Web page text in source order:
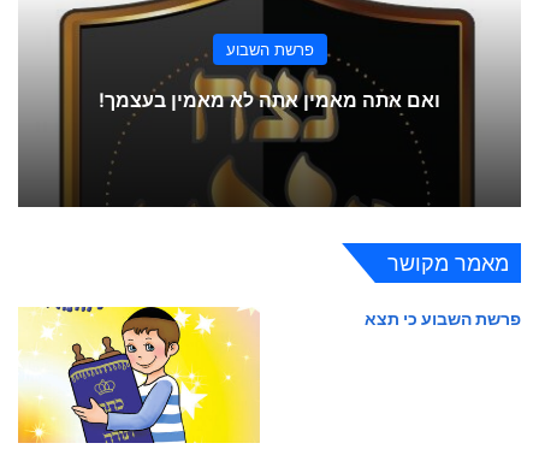
פרשת השבוע
ואם אתה מאמין אתה לא מאמין בעצמך!
מאמר מקושר
פרשת השבוע כי תצא